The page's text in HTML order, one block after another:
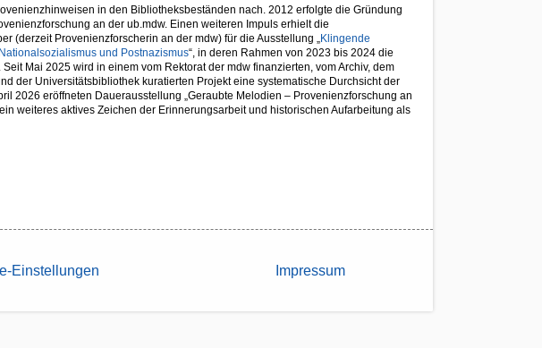
in den Bibliotheksbeständen nach. 2012 erfolgte die Gründung
an der ub.mdw. Einen weiteren Impuls erhielt die
(derzeit Provenienzforscherin an der mdw) für die Ausstellung „Klingende
und Postnazismus“, in deren Rahmen von 2023 bis 2024 die
Mai 2025 wird in einem vom Rektorat der mdw finanzierten, vom Archiv, dem
der Universitätsbibliothek kuratierten Projekt eine systematische Durchsicht der
2026 eröffneten Dauerausstellung „Geraubte Melodien – Provenienzforschung an
weiteres aktives Zeichen der Erinnerungsarbeit und historischen Aufarbeitung als
Einstellungen Impressum